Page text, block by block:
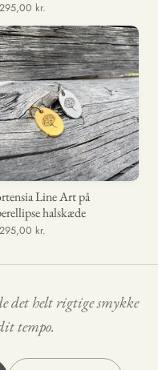
kr.
Line Art på
halskæde
kr.
det helt rigtige smykke
tempo.